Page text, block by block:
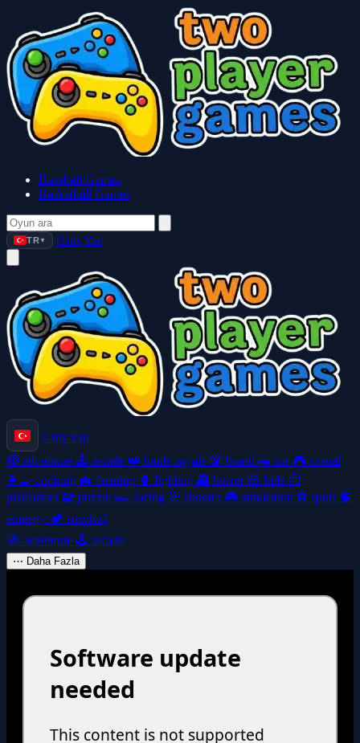
Baseball Games
Basketball Games
TR ▼ Giriş Yap
Giriş Yap
🧭 adventure 🕹️ arcade 👑 battle-royale 🎲 board 🚗 car 🎮 casual
👩‍🍳 cooking 🚜 farming 🥊 fighting 👻 horror🧸 kids 🦸
platformer 🧩 puzzle 🏎️ racing 🎯 shooter 🎮 simulation ⚽ sport 🧠
strategy 🏕️ survival
🧭 adventure 🕹️ arcade
⋯ Daha Fazla